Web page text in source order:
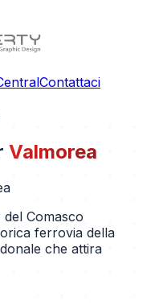
Contattaci
Valmorea
Comasco
ferrovia della
che attira